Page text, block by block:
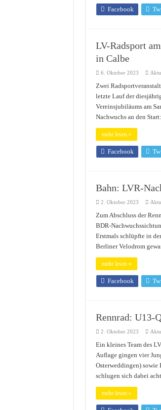
Facebook
LV-Radsport
in Calbe
6. Oktober 2023
Zwei
letzte Lauf der
Vereinsjubiläums am
Nachwuchs an den
mehr lesen »
Facebook
Bahn: LVR-
2. Oktober 2023
Zum Abschluss der
BDR-
Erstmals schlüpfte in
Berliner Velodrom
mehr lesen »
Facebook
Rennrad: U13-
2. Oktober 2023
Ein kleines Team des
Auflage gingen vier
Osterweddingen) sowie
schlugen sich dabei
mehr lesen »